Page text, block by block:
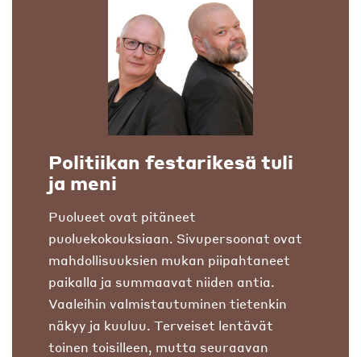
Politiikan festarikesä tuli
ja meni
Puolueet ovat pitäneet
puoluekokouksiaan. Sivupersoonat ovat
mahdollisuuksien mukan piipahtaneet
paikalla ja summaavat niiden antia.
Vaaleihin valmistautuminen tietenkin
näkyy ja kuuluu. Terveiset lentävät
toinen toisilleen, mutta seuraavan